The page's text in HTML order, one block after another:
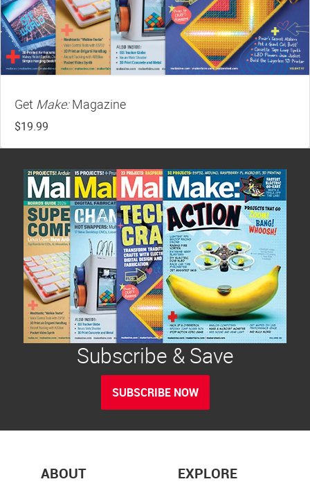
Get Make:Magazine
$19.99
Subscribe & Save
SUBSCRIBE NOW
ABOUT EXPLORE